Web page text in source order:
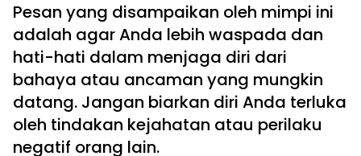
Pesan yang disampaikan oleh mimpi ini
adalah agar Anda lebih waspada dan
hati-hati dalam menjaga diri dari
bahaya atau ancaman yang mungkin
datang. Jangan biarkan diri Anda terluka
oleh tindakan kejahatan atau perilaku
negatif orang lain.